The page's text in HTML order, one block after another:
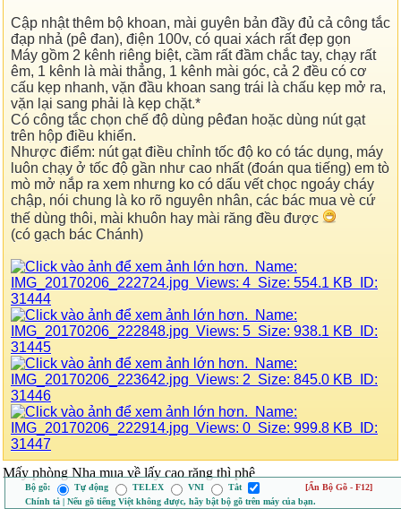
Cập nhật thêm bộ khoan, mài guyên bản đầy đủ cả công tắc
đạp nhả (pê đan), điện 100v, có quai xách rất đẹp gọn
Máy gồm 2 kênh riêng biệt, cầm rất đầm chắc tay, chạy rất
êm, 1 kênh là mài thẳng, 1 kênh mài góc, cả 2 đều có cơ
cấu kẹp nhanh, vặn đầu khoan sang trái là chấu kẹp mở ra,
vặn lại sang phải là kẹp chặt.*
Có công tắc chọn chế độ dùng pêđan hoặc dùng nút gạt
trên hộp điều khiển.
Nhược điểm: nút gạt điều chỉnh tốc độ ko có tác dụng, máy
luôn chạy ở tốc độ gần như cao nhất (đoán qua tiếng) em tò
mò mở nắp ra xem nhưng ko có dấu vết chọc ngoáy cháy
chập, nói chung là ko rõ nguyên nhân, các bác mua vè cứ
thế dùng thôi, mài khuôn hay mài răng đều được
(có gạch bác Chánh)
Mấy phòng Nha mua về lấy cao răng thì phê
Bộ gõ: Tự động TELEX VNI Tắt
[Ẩn Bộ Gõ - F12]
Chính tả | Nếu gõ tiếng Việt không được, hãy bật bộ gõ trên máy của bạn.